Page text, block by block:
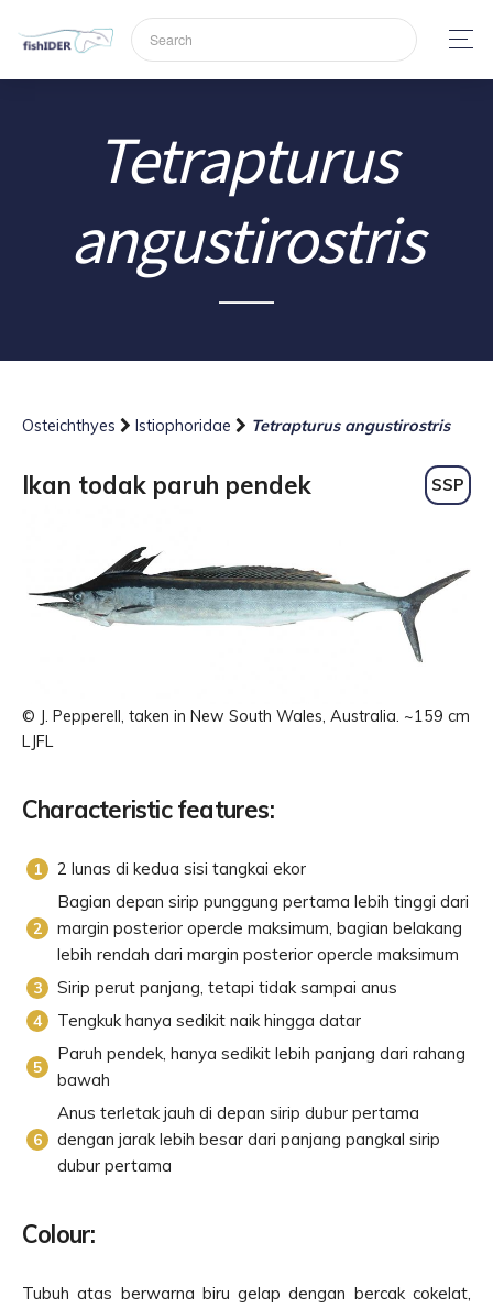
Tetrapturus
angustirostris
Osteichthyes Istiophoridae Tetrapturus angustirostris
Ikan todak paruh pendek SSP
© J. Pepperell, taken in New South Wales, Australia. ~159 cm
LJFL
Characteristic features:
2 lunas di kedua sisi tangkai ekor
Bagian depan sirip punggung pertama lebih tinggi dari
margin posterior opercle maksimum, bagian belakang
lebih rendah dari margin posterior opercle maksimum
Sirip perut panjang, tetapi tidak sampai anus
Tengkuk hanya sedikit naik hingga datar
Paruh pendek, hanya sedikit lebih panjang dari rahang
bawah
Anus terletak jauh di depan sirip dubur pertama
dengan jarak lebih besar dari panjang pangkal sirip
dubur pertama
Colour:
Tubuh atas berwarna biru gelap dengan bercak cokelat,